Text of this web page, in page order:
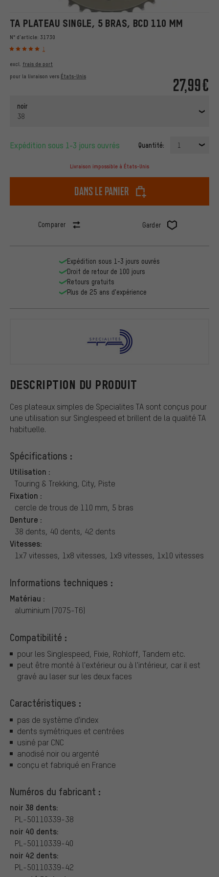
TA PLATEAU SINGLE, 5 BRAS, BCD 110 MM
N° d'article: 31730
1
27,99€
excl. frais de port
pour la livraison vers États-Unis
noir
38
Expédition sous 1-3 jours ouvrés Quantité: 1
Livraison impossible à États-Unis
dans le panier
Comparer Garder
DESCRIPTION DU PRODUIT
Ces plateaux simples de Specialites TA sont conçus pour
une utilisation sur Singlespeed et brillent de la qualité TA
habituelle.
Spécifications :
Utilisation :
Touring & Trekking, City, Piste
Fixation :
cercle de trous de 110 mm, 5 bras
Denture :
38 dents, 40 dents, 42 dents
Vitesses:
1x7 vitesses, 1x8 vitesses, 1x9 vitesses, 1x10 vitesses
Informations techniques :
Matériau :
aluminium (7075-T6)
Compatibilité :
pour les Singlespeed, Fixie, Rohloff, Tandem etc.
peut être monté à l'extérieur ou à l'intérieur, car il est
gravé au laser sur les deux faces
Caractéristiques :
pas de système d'index
dents symétriques et centrées
usiné par CNC
anodisé noir ou argenté
conçu et fabriqué en France
Numéros du fabricant :
noir 38 dents:
PL-50110339-38
noir 40 dents:
PL-50110339-40
noir 42 dents:
PL-50110339-42
Expédition sous 1-3 jours ouvrés
Droit de retour de 100 jours
Retours gratuits
Plus de 25 ans d'expérience